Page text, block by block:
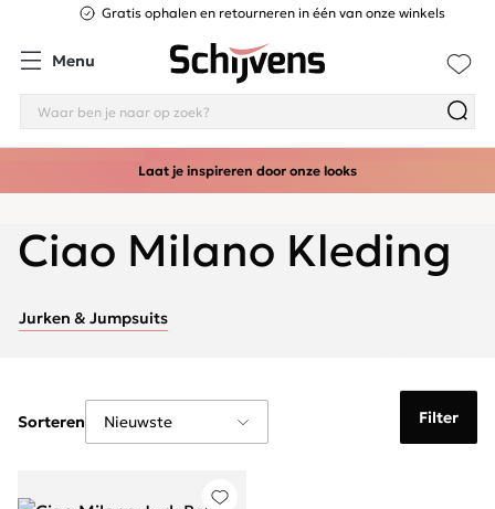
Gratis ophalen en retourneren in één van onze winkels
Menu
Laat je inspireren door onze looks
Ciao Milano Kleding
Jurken & Jumpsuits
Filter
Sorteren